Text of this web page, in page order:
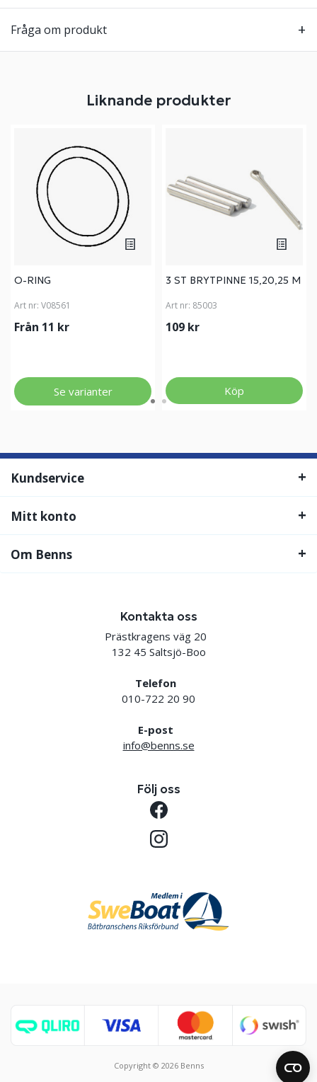
Fråga om produkt
Liknande produkter
O-RING
Art nr: V08561
Från 11 kr
Se varianter
3 ST BRYTPINNE 15,20,25 M
Art nr: 85003
109 kr
Köp
Kundservice
Mitt konto
Om Benns
Kontakta oss
Prästkragens väg 20
132 45 Saltsjö-Boo
Telefon
010-722 20 90
E-post
info@benns.se
Följ oss
Copyright © 2026 Benns